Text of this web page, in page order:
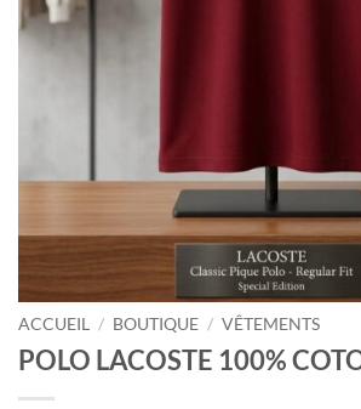
ACCUEIL / BOUTIQUE / VÊTEMENTS
POLO LACOSTE 100%